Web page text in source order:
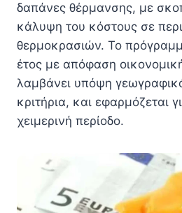
δαπάνες θέρμανσης, με
κάλυψη του κόστους σε
θερμοκρασιών. Το
έτος με απόφαση
λαμβάνει υπόψη
κριτήρια, και εφαρμόζεται
χειμερινή περίοδο.